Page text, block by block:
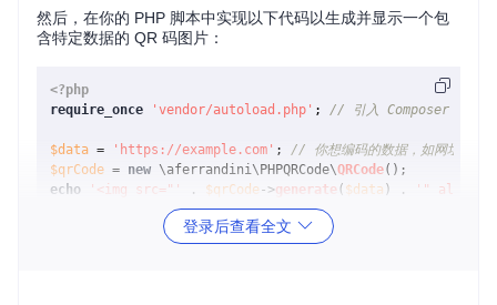
然后，在你的 PHP 脚本中实现以下代码以生成并显示一个包
含特定数据的 QR 码图片：
<?php
require_once
'vendor/autoload.php' ; // 引入 Composer 自动加
$data = 'https://example.com' ; // 你想编码的数据，如网址
$qrCode = new \aferrandini\PHPQRCode\QRCode
echo
'<img src="' . $qrCode ->generate ( $data ) .
'" alt="QR
登录后查看全文